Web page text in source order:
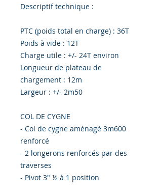
Descriptif technique :
PTC (poids total en charge) : 36T
Poids à vide : 12T
Charge utile : +/- 24T environ
Longueur de plateau de
chargement : 12m
Largeur : +/- 2m50
COL DE CYGNE
- Col de cygne aménagé 3m600
renforcé
- 2 longerons renforcés par des
traverses
- Pivot 3" ½ à 1 position